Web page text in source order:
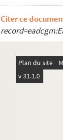
Ms 3082.
Ms 3083.
Ms 3124. Dépôts
Ms 3129.
Ms 3130. Plans
Citer ce
Plan du site
v 31.1.0